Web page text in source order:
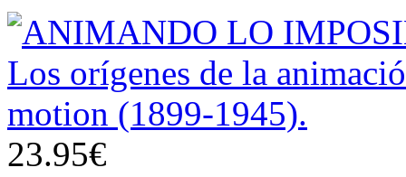
23.95€